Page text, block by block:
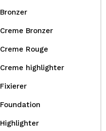
Bronzer
Creme Bronzer
Creme Rouge
Creme highlighter
Fixierer
Foundation
Highlighter